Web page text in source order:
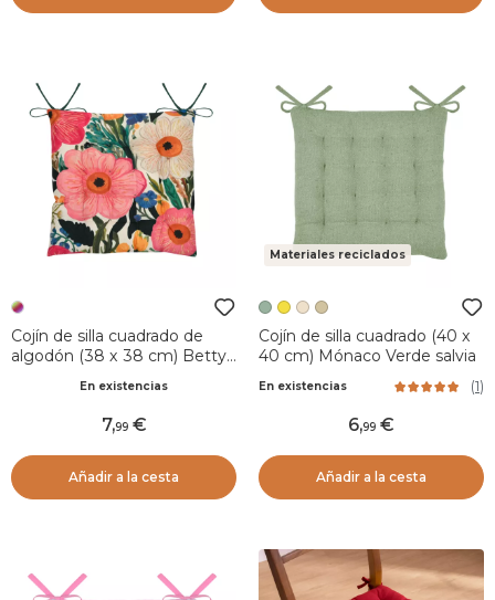
Cojín de silla cuadrado de
algodón (38 x 38 cm) Betty
En existencias
7,99
Añadir a la cesta
Materiales reciclados
Cojín de silla cuadrado (40 x
40 cm) Mónaco Verde salvia
En existencias (1)
6,99
Añadir a la cesta